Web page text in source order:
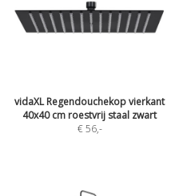
vidaXL Regendouchekop vierkant
40x40 cm roestvrij staal zwart
€ 56,-